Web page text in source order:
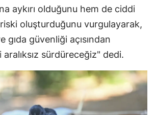
aykırı olduğunu hem de ciddi
riski oluşturduğunu vurgulayarak,
gıda güvenliği açısından
sürdüreceğiz" dedi.